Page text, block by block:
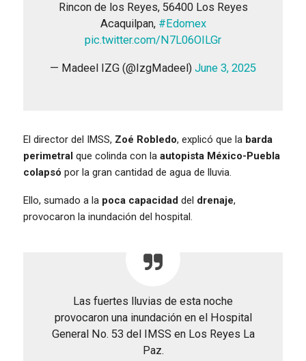
Rincon de los Reyes, 56400 Los Reyes
Acaquilpan, #Edomex
pic.twitter.com/N7L06OILGr
— Madeel IZG (@IzgMadeel) June 3, 2025
El director del IMSS, Zoé Robledo, explicó que la barda
perimetral que colinda con la autopista México-Puebla
colapsó por la gran cantidad de agua de lluvia.
Ello, sumado a la poca capacidad del drenaje,
provocaron la inundación del hospital.
Las fuertes lluvias de esta noche
provocaron una inundación en el Hospital
General No. 53 del IMSS en Los Reyes La
Paz.